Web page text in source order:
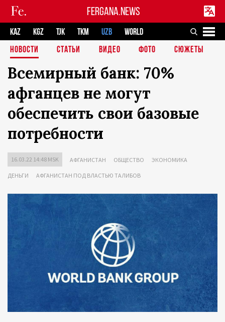
FERGANA.NEWS
KAZ KGZ TJK TKM UZB
WORLD
НОВОСТИ
СТАТЬИ ВИДЕО ФОТО СЮЖЕТЫ
Всемирный банк: 70%
афганцев не могут
обеспечить свои базовые
потребности
16.03.22 14:48 MSK АФГАНИСТАН ОБЩЕСТВО ЭКОНОМИКА
ДЕНЬГИ АФГАНИСТАН ПОД ВЛАСТЬЮ ТАЛИБОВ